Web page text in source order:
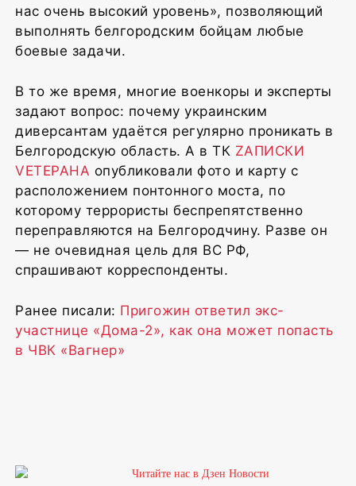
нас очень высокий уровень», позволяющий
выполнять белгородским бойцам любые
боевые задачи.
В то же время, многие военкоры и эксперты
задают вопрос: почему украинским
диверсантам удаётся регулярно проникать в
Белгородскую область. А в ТК ZАПИСКИ
VЕТЕРАНА опубликовали фото и карту с
расположением понтонного моста, по
которому террористы беспрепятственно
переправляются на Белгородчину. Разве он
— не очевидная цель для ВС РФ,
спрашивают корреспонденты.
Ранее писали: Пригожин ответил экс-
участнице «Дома-2», как она может попасть
в ЧВК «Вагнер»